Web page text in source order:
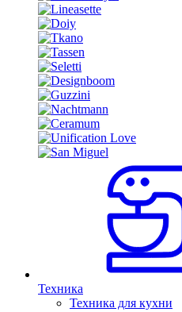
Техника
Техника для кухни